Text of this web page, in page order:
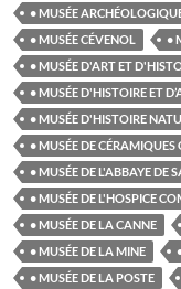
• MUSÉE
• MUSÉE CÉVENOL
•
• MUSÉE D'ART ET
• MUSÉE D'HISTOIRE ET
• MUSÉE D'HISTOIRE
• MUSÉE DE
• MUSÉE DE L'ABBAYE DE
• MUSÉE DE L'HOSPICE
• MUSÉE DE LA CANNE
• MUSÉE DE LA MINE
• MUSÉE DE LA POSTE